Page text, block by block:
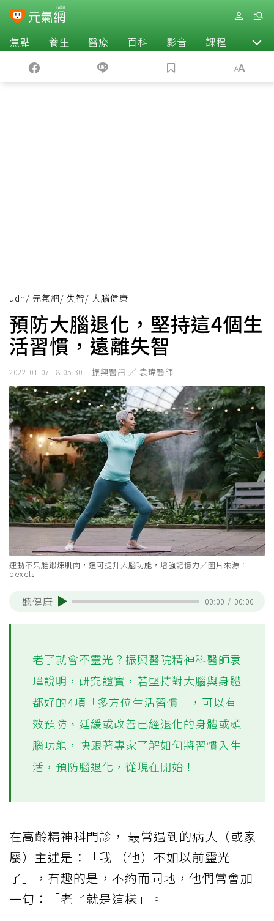
焦點 養生 醫療 百科 影音 課程 退休
udn/ 元氣網/ 失智/ 大腦健康
預防大腦退化，堅持這4個生
活習慣，遠離失智
2022-01-07 18:05:30 振興醫訊 ／ 袁瑋醫師
運動不只能鍛煉肌肉，還可提升大腦功能，增強記憶力／圖片來源：
pexels
聽健康 00:00 / 00:00
老了就會不靈光？振興醫院精神科醫師袁
瑋說明，研究證實，若堅持對大腦與身體
都好的4項「多方位生活習慣」，可以有
效預防、延緩或改善已經退化的身體或頭
腦功能，快跟著專家了解如何將習慣入生
活，預防腦退化，從現在開始！
在高齡精神科門診， 最常遇到的病人（或家
屬）主述是：「我 （他）不如以前靈光
了」，有趣的是，不約而同地，他們常會加
一句：「老了就是這樣」。